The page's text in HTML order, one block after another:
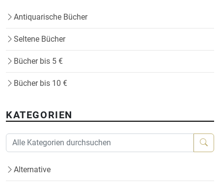
Antiquarische Bücher
Seltene Bücher
Bücher bis 5 €
Bücher bis 10 €
KATEGORIEN
Alternative